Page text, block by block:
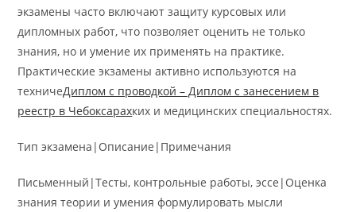
экзамены часто включают защиту курсовых или
дипломных работ, что позволяет оценить не только
знания, но и умение их применять на практике.
Практические экзамены активно используются на
техничеДиплом с проводкой – Диплом с занесением в
реестр в Чебоксарахких и медицинских специальностях.
Тип экзамена|Описание|Примечания
Письменный|Тесты, контрольные работы, эссе|Оценка
знания теории и умения формулировать мысли